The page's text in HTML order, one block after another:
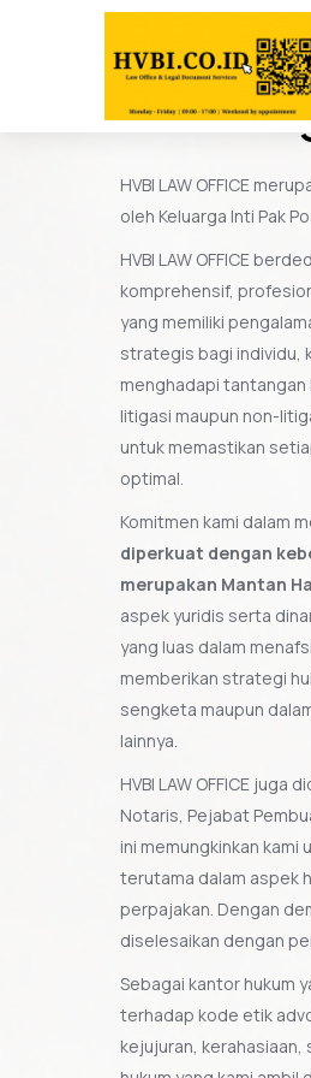
HVBI LAW OFFICE
oleh Keluarga Inti Pak
HVBI LAW OFFICE
komprehensif,
yang memiliki
strategis bagi individu,
menghadapi tantangan
litigasi maupun non-
untuk memastikan
optimal.
Komitmen kami dalam
diperkuat dengan
merupakan Mantan
aspek yuridis serta
yang luas dalam
memberikan strategi
sengketa maupun
lainnya.
HVBI LAW OFFICE
Notaris, Pejabat
ini memungkinkan kami
terutama dalam aspek
perpajakan. Dengan
diselesaikan dengan
Sebagai kantor hukum
terhadap kode etik
kejujuran,